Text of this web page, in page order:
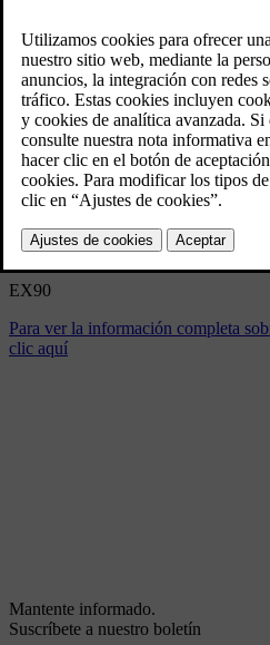
EX90
5/31/2024
Marcador
Compartir
Descargar
EX90
Para ver la información completa
clic aquí